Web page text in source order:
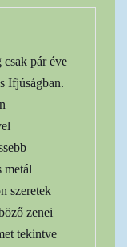
pár éve
Ifjúságban.
metál
szeretek
zenei
tekintve